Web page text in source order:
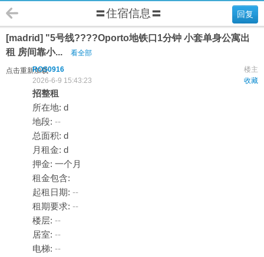
回复
〓住宿信息〓
[madrid] "5号线????Oporto地铁口1分钟 小套单身公寓出
租 房间靠小...
看全部
点击重新加载 楼主
ROS0916
收藏
2026-6-9 15:43:23
招整租
所在地: d
地段: --
总面积: d
月租金: d
押金: 一个月
租金包含:
起租日期: --
租期要求: --
楼层: --
居室: --
电梯: --